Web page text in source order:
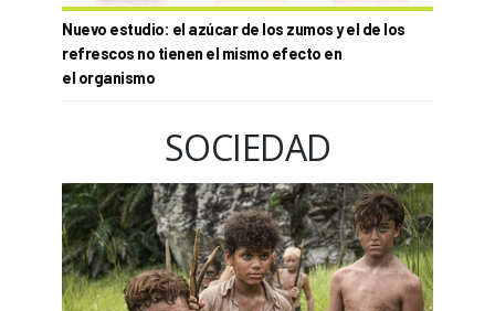
Nuevo estudio: el azúcar de los zumos y el de los
refrescos no tienen el mismo efecto en
el organismo
SOCIEDAD